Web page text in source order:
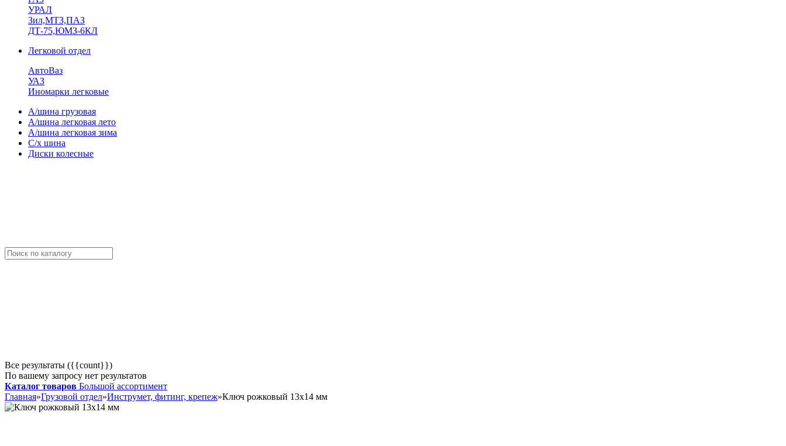
УРАЛ
Зил,МТЗ,ПАЗ
ДТ-75,ЮМЗ-6КЛ
Легковой отдел
АвтоВаз
УАЗ
Иномарки легковые
А/шина грузовая
А/шина легковая лето
А/шина легковая зима
С/х шина
Диски колесные
Все результаты ({{count}})
По вашему запросу нет результатов
Каталог товаров Большой ассортимент
Главная»Грузовой отдел»Инструмет, фитинг, крепеж»Ключ рожковый 13х14 мм